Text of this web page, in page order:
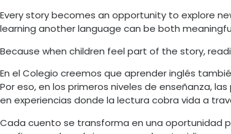
Every story becomes an opportunity to explore
learning another language can be both
Because when children feel part of the story,
En el Colegio creemos que aprender inglés
Por eso, en los primeros niveles de enseñanza,
en experiencias donde la lectura cobra vida a
Cada cuento se transforma en una oportunidad